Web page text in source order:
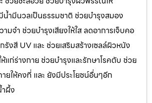
น้ำมีนวลเป็นธรรมชาติ ช่วยบำรุงสมอง
มจำ ช่วยบำรุงเสียงให้ใส ลดอาการเจ็บคอ
งสี UV และ ช่วยเสริมสร้างเซลล์ผิวหนัง
แก่ร่างกาย ช่วยบำรุงและรักษาโรคตับ ช่วย
ยให้คงที่ และ ยังมีประโยชน์อื่นๆอีก
ผึ้ง